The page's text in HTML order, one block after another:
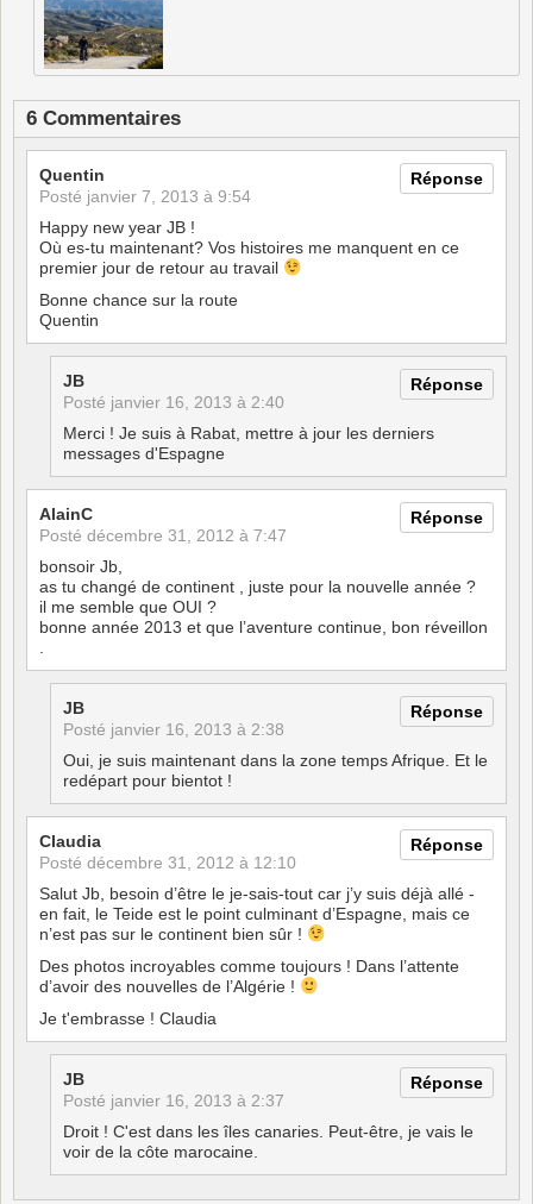
6 Commentaires
Réponse
Quentin
Posté janvier 7, 2013 à 9:54
Happy new year JB !
Où es-tu maintenant? Vos histoires me manquent en ce
premier jour de retour au travail
Bonne chance sur la route
Quentin
Réponse
JB
Posté janvier 16, 2013 à 2:40
Merci ! Je suis à Rabat, mettre à jour les derniers
messages d'Espagne
Réponse
AlainC
Posté décembre 31, 2012 à 7:47
bonsoir Jb,
as tu changé de continent , juste pour la nouvelle année ?
il me semble que OUI ?
bonne année 2013 et que l’aventure continue, bon réveillon
Réponse
JB
Posté janvier 16, 2013 à 2:38
Oui, je suis maintenant dans la zone temps Afrique. Et le
redépart pour bientot !
Réponse
Claudia
Posté décembre 31, 2012 à 12:10
Salut Jb, besoin d’être le je-sais-tout car j’y suis déjà allé -
en fait, le Teide est le point culminant d’Espagne, mais ce
n’est pas sur le continent bien sûr !
Des photos incroyables comme toujours ! Dans l’attente
d’avoir des nouvelles de l’Algérie !
Je t'embrasse ! Claudia
Réponse
JB
Posté janvier 16, 2013 à 2:37
Droit ! C'est dans les îles canaries. Peut-être, je vais le
voir de la côte marocaine.